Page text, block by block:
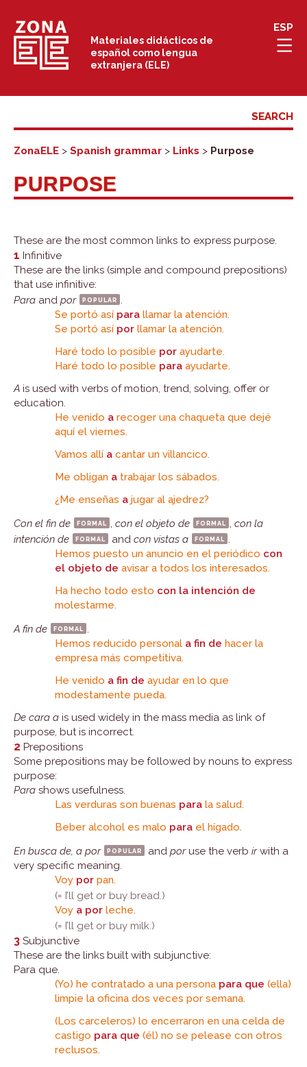
content
Materiales didácticos de
español como lengua
extranjera (ELE)
ESP
ZonaELE > Spanish grammar > Links > Purpose
PURPOSE
These are the most common links to express purpose.
1 Infinitive
These are the links (simple and compound prepositions)
that use infinitive:
Para and por popular .
Se portó así para llamar la atención.
Se portó así por llamar la atención.
Haré todo lo posible por ayudarte.
Haré todo lo posible para ayudarte.
A is used with verbs of motion, trend, solving, offer or
education.
He venido a recoger una chaqueta que dejé
aquí el viernes.
Vamos allí a cantar un villancico.
Me obligan a trabajar los sábados.
¿Me enseñas a jugar al ajedrez?
Con el fin de formal , con el objeto de formal , con la
intención de formal and con vistas a formal .
Hemos puesto un anuncio en el periódico con
el objeto de avisar a todos los interesados.
Ha hecho todo esto con la intención de
molestarme.
A fin de formal .
Hemos reducido personal a fin de hacer la
empresa más competitiva.
He venido a fin de ayudar en lo que
modestamente pueda.
De cara a is used widely in the mass media as link of
purpose, but is incorrect.
2 Prepositions
Some prepositions may be followed by nouns to express
purpose:
Para shows usefulness.
Las verduras son buenas para la salud.
Beber alcohol es malo para el hígado.
En busca de, a por popular and poruse the verb irwith a
very specific meaning.
Voy por pan.
(= I’ll get or buy bread.)
Voy a por leche.
(= I’ll get or buy milk.)
3 Subjunctive
These are the links built with subjunctive:
Para que.
(Yo) he contratado a una persona para que (ella)
limpie la oficina dos veces por semana.
(Los carceleros) lo encerraron en una celda de
castigo para que (él) no se pelease con otros
reclusos.